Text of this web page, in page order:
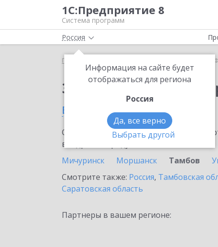
1С:Предприятие 8
Система программ
Россия
Информация на сайте будет
отображаться для региона
Россия
Да, все верно
Выбрать другой
Главная
Заказать 1С-
в Тамбове
Ознакомьтесь с информационными
внедрение продукта.
Мичуринск
Моршанск Тамбов
Смотрите также: Россия, Тамбовская
Саратовская область
Партнеры в вашем регионе: